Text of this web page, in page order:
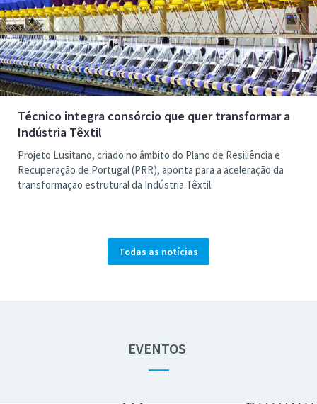
Técnico integra consórcio que quer transformar a
Indústria Têxtil
Projeto Lusitano, criado no âmbito do Plano de Resiliência e
Recuperação de Portugal (PRR), aponta para a aceleração da
transformação estrutural da Indústria Têxtil.
Todas as notícias
EVENTOS
—